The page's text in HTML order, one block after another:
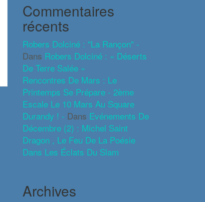
Commentaires
récents
Robers Dolciné : "La Rançon" -
Dans Robers Dolciné : « Déserts
De Terre Salée »
Rencontres De Mars : Le
Printemps Se Prépare - 2ème
Escale Le 10 Mars Au Square
Durandy ! - Dans Evénements De
Décembre (2) : Michel Saint
Dragon , Le Feu De La Poésie
Dans Les Éclats Du Slam
Archives